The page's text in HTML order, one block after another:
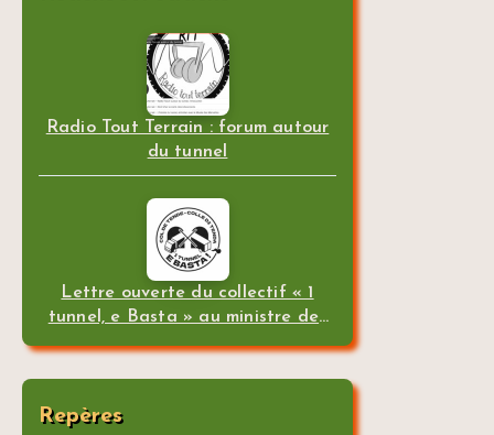
Radio Tout Terrain : forum autour
du tunnel
Lettre ouverte du collectif « 1
tunnel, e Basta » au ministre des
Repères